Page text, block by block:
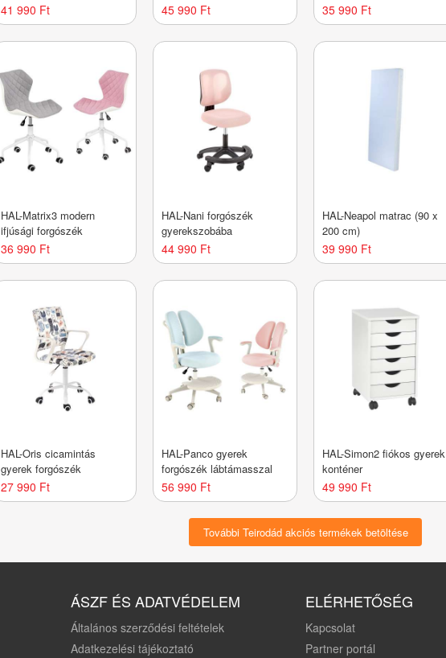
41 990 Ft 45 990 Ft 35 990 Ft
HAL-Matrix3 modern
ifjúsági forgószék
36 990 Ft
HAL-Nani forgószék
gyerekszobába
44 990 Ft
HAL-Neapol matrac (90 x
200 cm)
39 990 Ft
HAL-Oris cicamintás
gyerek forgószék
27 990 Ft
HAL-Panco gyerek
forgószék lábtámasszal
56 990 Ft
HAL-Simon2 fiókos gyerek
konténer
49 990 Ft
További Teirodád akciós termékek betöltése
ÁSZF ÉS ADATVÉDELEM
Általános szerződési feltételek
Adatkezelési tájékoztató
ELÉRHETŐSÉG
Kapcsolat
Partner portál